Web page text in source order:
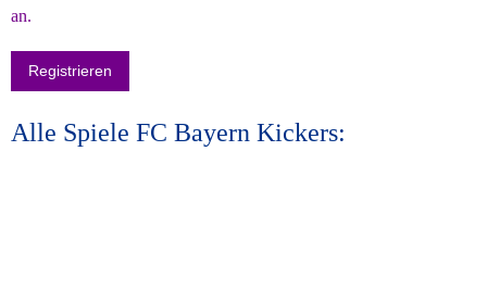
an.
Alle Spiele FC Bayern Kickers: